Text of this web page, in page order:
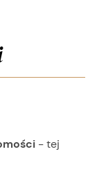
- tej